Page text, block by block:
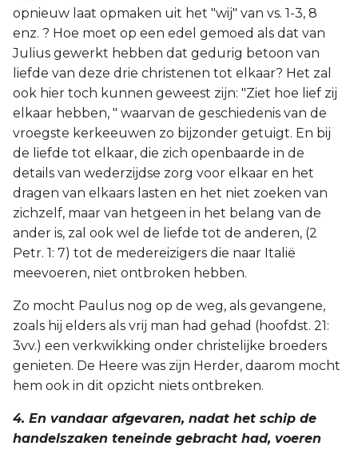
opnieuw laat opmaken uit het "wij" van vs. 1-3, 8
enz. ? Hoe moet op een edel gemoed als dat van
Julius gewerkt hebben dat gedurig betoon van
liefde van deze drie christenen tot elkaar? Het zal
ook hier toch kunnen geweest zijn: "Ziet hoe lief zij
elkaar hebben, " waarvan de geschiedenis van de
vroegste kerkeeuwen zo bijzonder getuigt. En bij
de liefde tot elkaar, die zich openbaarde in de
details van wederzijdse zorg voor elkaar en het
dragen van elkaars lasten en het niet zoeken van
zichzelf, maar van hetgeen in het belang van de
ander is, zal ook wel de liefde tot de anderen, (2
Petr. 1: 7) tot de medereizigers die naar Italië
meevoeren, niet ontbroken hebben.
Zo mocht Paulus nog op de weg, als gevangene,
zoals hij elders als vrij man had gehad (hoofdst. 21:
3vv.) een verkwikking onder christelijke broeders
genieten. De Heere was zijn Herder, daarom mocht
hem ook in dit opzicht niets ontbreken.
4. En vandaar afgevaren, nadat het schip de
handelszaken teneinde gebracht had, voeren